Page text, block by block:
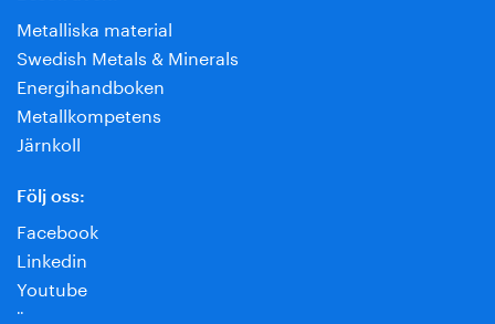
Metalliska material
Swedish Metals & Minerals
Energihandboken
Metallkompetens
Järnkoll
Följ oss:
Facebook
Linkedin
Youtube
¨